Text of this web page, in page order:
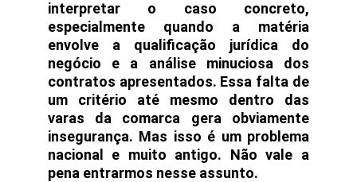
interpretar o caso concreto,
especialmente quando a matéria
envolve a qualificação jurídica do
negócio e a análise minuciosa dos
contratos apresentados. Essa falta de
um critério até mesmo dentro das
varas da comarca gera obviamente
insegurança. Mas isso é um problema
nacional e muito antigo. Não vale a
pena entrarmos nesse assunto.